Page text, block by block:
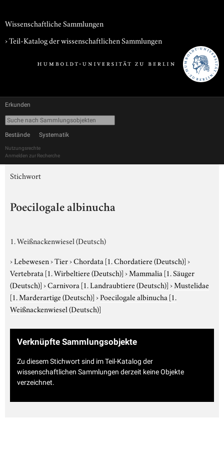
Wissenschaftliche Sammlungen
› Teil-Katalog der wissenschaftlichen Sammlungen
Erkunden
Bestände Systematik
Nutzungsrechte
Anmelden zur Recherche
Stichwort
Poecilogale albinucha
1. Weißnackenwiesel (Deutsch)
›Lebewesen›Tier›Chordata [1. Chordatiere (Deutsch)]›
Vertebrata [1. Wirbeltiere (Deutsch)]›Mammalia [1. Säuger
(Deutsch)]›Carnivora [1. Landraubtiere (Deutsch)]›Mustelidae
[1. Marderartige (Deutsch)]›Poecilogale albinucha [1.
Weißnackenwiesel (Deutsch)]
Verknüpfte Sammlungsobjekte
Zu diesem Stichwort sind im Teil-Katalog der
wissenschaftlichen Sammlungen derzeit keine Objekte
verzeichnet.